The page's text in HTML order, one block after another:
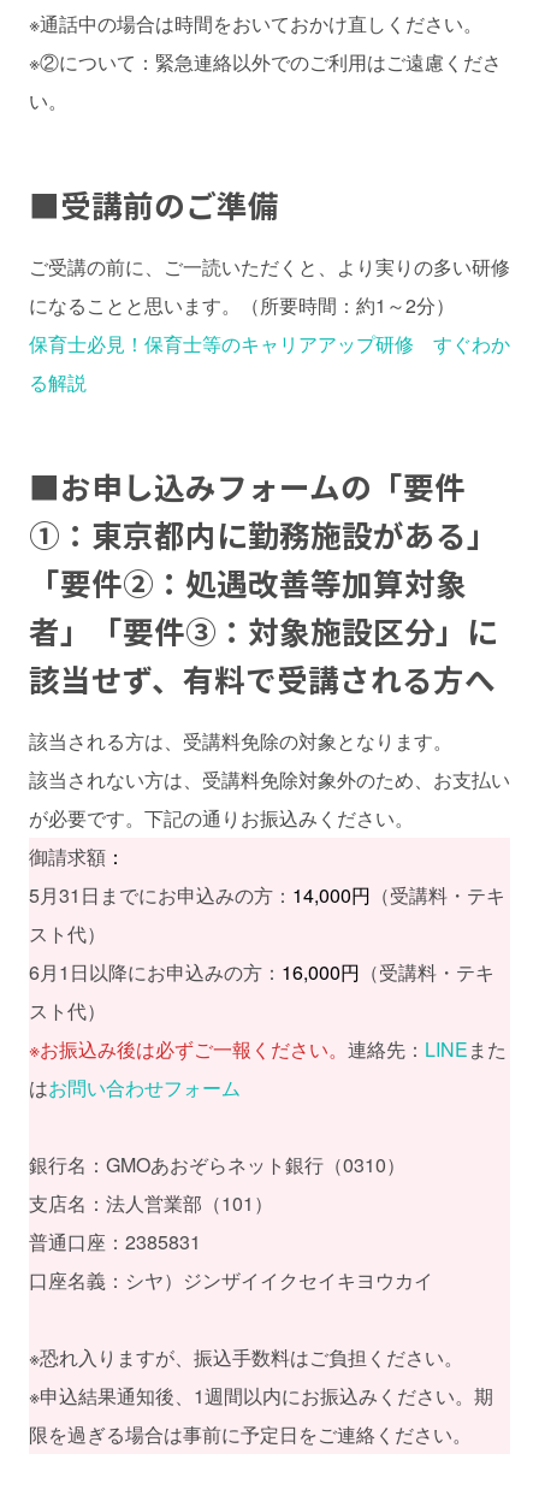
※通話中の場合は時間をおいておかけ直しください。
※②について：緊急連絡以外でのご利用はご遠慮くださ
い。
■受講前のご準備
ご受講の前に、ご一読いただくと、より実りの多い研修
になることと思います。（所要時間：約1～2分）
保育士必見！保育士等のキャリアアップ研修 すぐわか
る解説
■お申し込みフォームの「要件
①：東京都内に勤務施設がある」
「要件②：処遇改善等加算対象
者」「要件③：対象施設区分」に
該当せず、有料で受講される方へ
該当される方は、受講料免除の対象となります。
該当されない方は、受講料免除対象外のため、お支払い
が必要です。下記の通りお振込みください。
御請求額 ：
5月31日までにお申込みの方： 14,000円 （受講料・テキ
スト代）
6月1日以降にお申込みの方： 16,000円 （受講料・テキ
スト代）
※お振込み後は必ずご一報ください。 連絡先： LINEまた
はお問い合わせフォーム
銀行名：GMOあおぞらネット銀行（0310）
支店名：法人営業部（101）
普通口座：2385831
口座名義：シヤ）ジンザイイクセイキヨウカイ
※恐れ入りますが、振込手数料はご負担ください。
※申込結果通知後、1週間以内にお振込みください。期
限を過ぎる場合は事前に予定日をご連絡ください。